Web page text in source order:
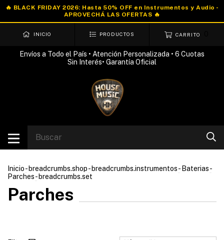
INICIO PRODUCTOS CARRITO
Envíos a Todo el País • Atención Personalizada • 6 Cuotas
Sin Interés• Garantía Oficial
Inicio- breadcrumbs.shop- breadcrumbs.instrumentos- Baterias-
Parches- breadcrumbs.set
Parches